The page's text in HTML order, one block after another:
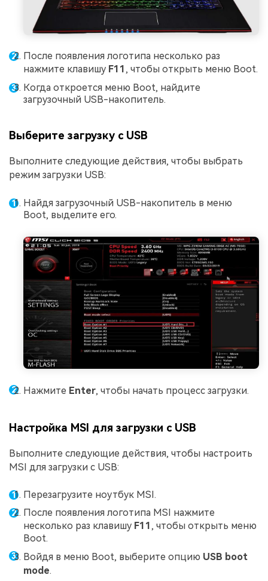
После появления логотипа несколько раз
нажмите клавишу F11 , чтобы открыть меню Boot.
Когда откроется меню Boot, найдите
загрузочный USB-накопитель.
Выберите загрузку с USB
Выполните следующие действия, чтобы выбрать
режим загрузки USB:
Найдя загрузочный USB-накопитель в меню
Boot, выделите его.
Нажмите Enter, чтобы начать процесс загрузки.
Настройка MSI для загрузки с USB
Выполните следующие действия, чтобы настроить
MSI для загрузки с USB:
Перезагрузите ноутбук MSI.
После появления логотипа MSI нажмите
несколько раз клавишу F11, чтобы открыть меню
Boot.
Войдя в меню Boot, выберите опцию USB boot
mode.